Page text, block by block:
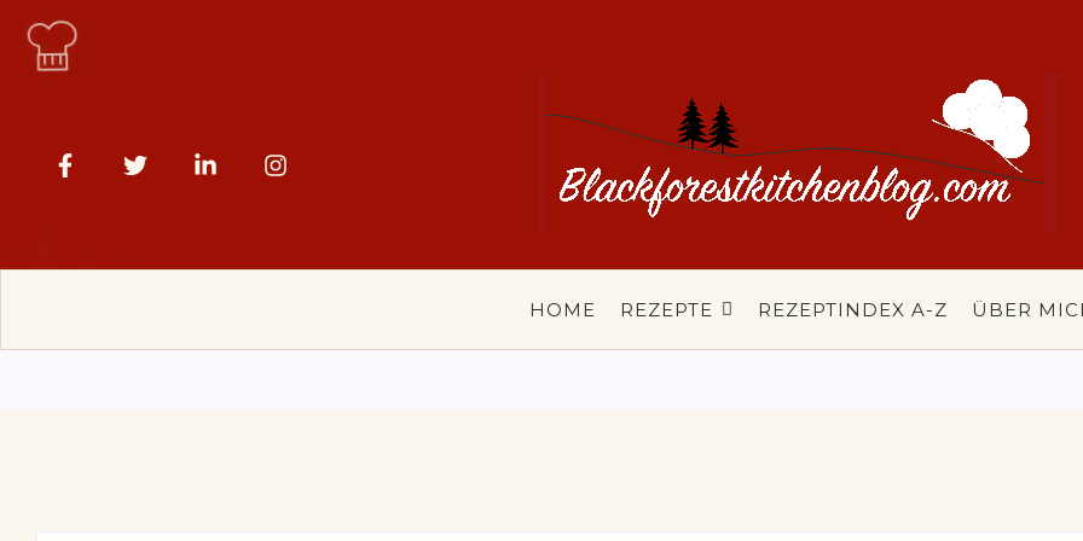
HOME REZEPTE REZEPTINDEX A-Z ÜBER